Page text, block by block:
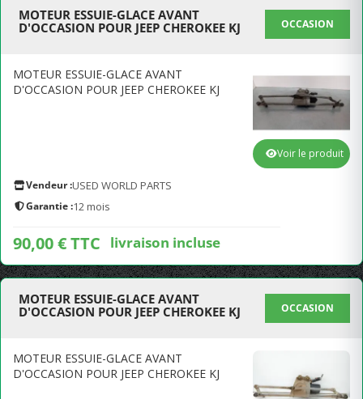
MOTEUR ESSUIE-GLACE AVANT
D'OCCASION POUR JEEP CHEROKEE KJ
OCCASION
MOTEUR ESSUIE-GLACE AVANT
D'OCCASION POUR JEEP CHEROKEE KJ
Vendeur :USED WORLD PARTS
Garantie :12 mois
90,00 € TTC livraison incluse
Voir le produit
MOTEUR ESSUIE-GLACE AVANT
D'OCCASION POUR JEEP CHEROKEE KJ
OCCASION
MOTEUR ESSUIE-GLACE AVANT
D'OCCASION POUR JEEP CHEROKEE KJ